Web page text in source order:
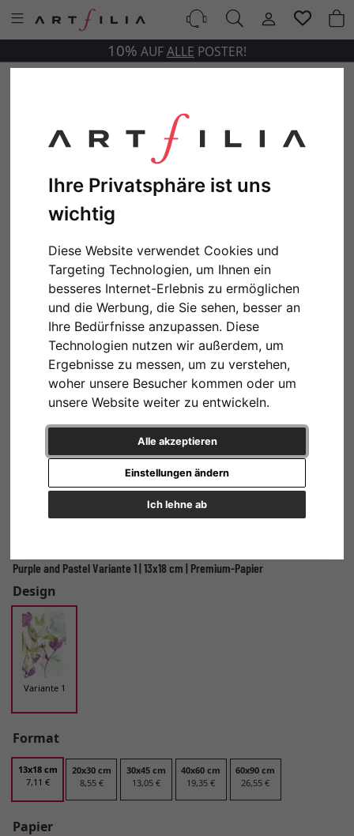
Ihre Privatsphäre ist uns
wichtig
Diese Website verwendet Cookies und
Targeting Technologien, um Ihnen ein
besseres Internet-Erlebnis zu ermöglichen
und die Werbung, die Sie sehen, besser an
Ihre Bedürfnisse anzupassen. Diese
Technologien nutzen wir außerdem, um
Ergebnisse zu messen, um zu verstehen,
woher unsere Besucher kommen oder um
unsere Website weiter zu entwickeln.
Alle akzeptieren
Ich lehne ab
Einstellungen ändern
10% AUFALLE POSTER!
Purple and Pastel Variante 1 | 13x18 cm | Premium-Papier
Design
Variante 1
Format
13x18 cm
7,11 €
20x30 cm
8,55 €
30x45 cm
13,05 €
40x60 cm
19,35 €
60x90 cm
26,55 €
Papier